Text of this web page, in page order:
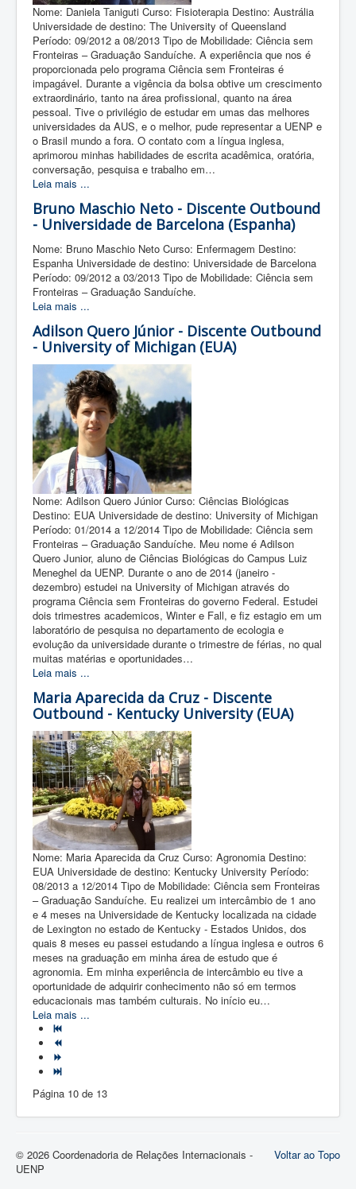
Nome: Daniela Taniguti Curso: Fisioterapia Destino: Austrália
Universidade de destino: The University of Queensland
Período: 09/2012 a 08/2013 Tipo de Mobilidade: Ciência sem
Fronteiras – Graduação Sanduíche. A experiência que nos é
proporcionada pelo programa Ciência sem Fronteiras é
impagável. Durante a vigência da bolsa obtive um crescimento
extraordinário, tanto na área profissional, quanto na área
pessoal. Tive o privilégio de estudar em umas das melhores
universidades da AUS, e o melhor, pude representar a UENP e
o Brasil mundo a fora. O contato com a língua inglesa,
aprimorou minhas habilidades de escrita acadêmica, oratória,
conversação, pesquisa e trabalho em…
Leia mais ...
Bruno Maschio Neto - Discente Outbound
- Universidade de Barcelona (Espanha)
Nome: Bruno Maschio Neto Curso: Enfermagem Destino:
Espanha Universidade de destino: Universidade de Barcelona
Período: 09/2012 a 03/2013 Tipo de Mobilidade: Ciência sem
Fronteiras – Graduação Sanduíche.
Leia mais ...
Adilson Quero Júnior - Discente Outbound
- University of Michigan (EUA)
Nome: Adilson Quero Júnior Curso: Ciências Biológicas
Destino: EUA Universidade de destino: University of Michigan
Período: 01/2014 a 12/2014 Tipo de Mobilidade: Ciência sem
Fronteiras – Graduação Sanduíche. Meu nome é Adilson
Quero Junior, aluno de Ciências Biológicas do Campus Luiz
Meneghel da UENP. Durante o ano de 2014 (janeiro -
dezembro) estudei na University of Michigan através do
programa Ciência sem Fronteiras do governo Federal. Estudei
dois trimestres academicos, Winter e Fall, e fiz estagio em um
laboratório de pesquisa no departamento de ecologia e
evolução da universidade durante o trimestre de férias, no qual
muitas matérias e oportunidades…
Leia mais ...
Maria Aparecida da Cruz - Discente
Outbound - Kentucky University (EUA)
Nome: Maria Aparecida da Cruz Curso: Agronomia Destino:
EUA Universidade de destino: Kentucky University Período:
08/2013 a 12/2014 Tipo de Mobilidade: Ciência sem Fronteiras
– Graduação Sanduíche. Eu realizei um intercâmbio de 1 ano
e 4 meses na Universidade de Kentucky localizada na cidade
de Lexington no estado de Kentucky - Estados Unidos, dos
quais 8 meses eu passei estudando a língua inglesa e outros 6
meses na graduação em minha área de estudo que é
agronomia. Em minha experiência de intercâmbio eu tive a
oportunidade de adquirir conhecimento não só em termos
educacionais mas também culturais. No início eu…
Leia mais ...
Página 10 de 13
Voltar ao Topo
© 2026 Coordenadoria de Relações Internacionais -
UENP